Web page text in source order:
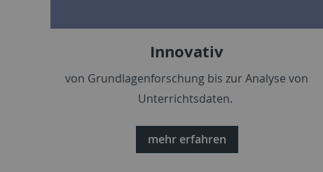
Innovativ
von Grundlagenforschung bis zur Analyse von
Unterrichtsdaten.
mehr erfahren